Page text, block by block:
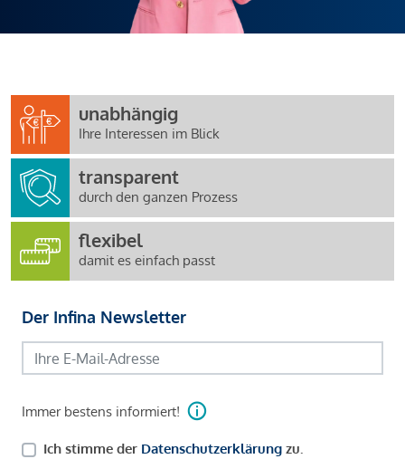
unabhängig
Ihre Interessen im Blick
transparent
durch den ganzen Prozess
flexibel
damit es einfach passt
Der Infina Newsletter
Immer bestens informiert!
Ich stimme der Datenschutzerklärung zu.